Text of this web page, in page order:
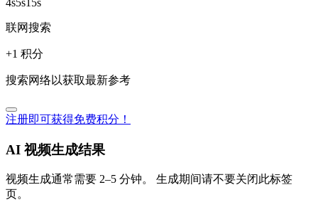
4s5s15s
联网搜索
+1 积分
搜索网络以获取最新参考
注册即可获得免费积分！
AI 视频生成结果
视频生成通常需要 2–5 分钟。
生成期间请不要关闭此标签
页。